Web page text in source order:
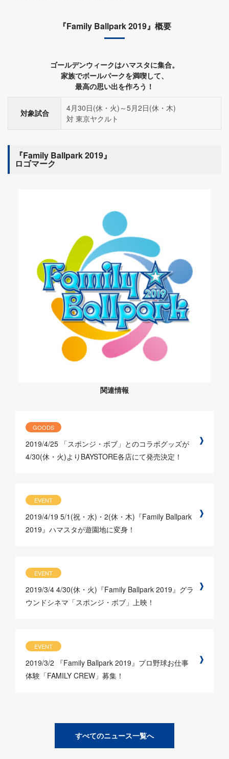
『Family Ballpark 2019』概要
ゴールデンウィークはハマスタに集合。
家族でボールパークを満喫して、
最高の思い出を作ろう！
対象試合
4月30日(休・火)～5月2日(休・木)
対 東京ヤクルト
『Family Ballpark 2019』
ロゴマーク
関連情報
GOODS
2019/4/25 「スポンジ・ボブ」とのコラボグッズが
4/30(休・火)よりBAYSTORE各店にて発売決定！
EVENT
2019/4/19 5/1(祝・水)・2(休・木)『Family Ballpark
2019』ハマスタが遊園地に変身！
EVENT
2019/3/4 4/30(休・火)『Family Ballpark 2019』グラ
ウンドシネマ「スポンジ・ボブ」上映！
EVENT
2019/3/2
『Family Ballpark 2019』プロ野球お仕事
体験「FAMILY CREW」募集！
すべてのニュース一覧へ